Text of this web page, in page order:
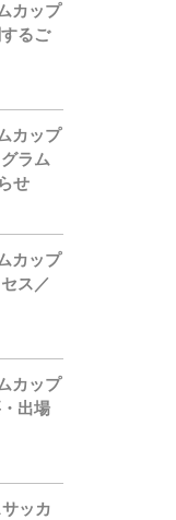
カップ
るご
カップ
ラム
せ
カップ
ス／
カップ
出場
ッカ